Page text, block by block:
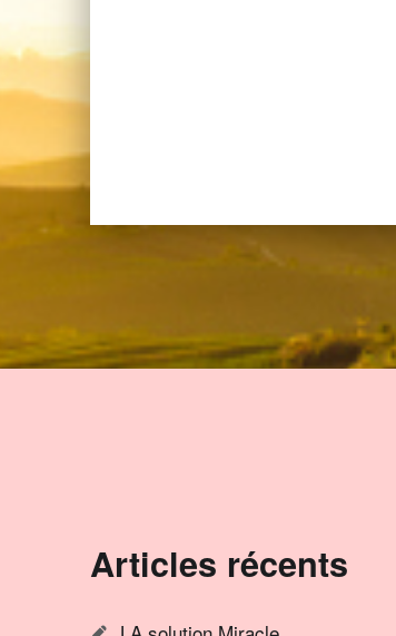
Articles récents